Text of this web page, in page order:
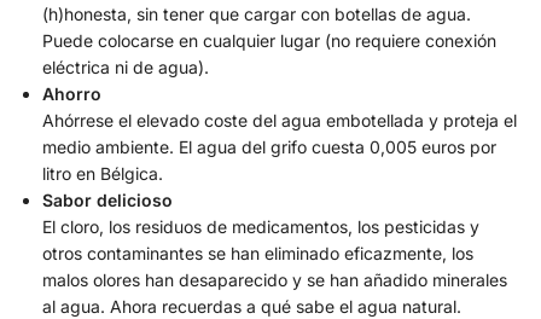
(h)honesta, sin tener que cargar con botellas de agua.
Puede colocarse en cualquier lugar (no requiere conexión
eléctrica ni de agua).
Ahorro
Ahórrese el elevado coste del agua embotellada y proteja el
medio ambiente. El agua del grifo cuesta 0,005 euros por
litro en Bélgica.
Sabor delicioso
El cloro, los residuos de medicamentos, los pesticidas y
otros contaminantes se han eliminado eficazmente, los
malos olores han desaparecido y se han añadido minerales
al agua. Ahora recuerdas a qué sabe el agua natural.